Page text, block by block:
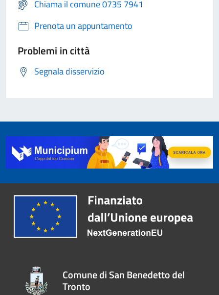
Chiama il comune 0735 7941
Prenota un appuntamento
Problemi in città
Segnala disservizio
Comune di San Benedetto del
Tronto